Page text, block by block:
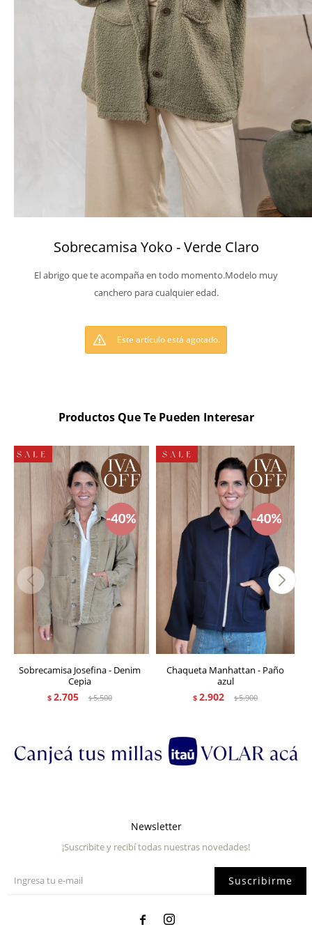
Sobrecamisa Yoko - Verde Claro
El abrigo que te acompaña en todo momento.Modelo muy
canchero para cualquier edad.
Este artículo está agotado.
Productos Que Te Pueden Interesar
Sobrecamisa Josefina - Denim
Cepia
$ 2.705 $5.500
Chaqueta Manhattan - Paño
azul
$ 2.902 $5.900
Newsletter
¡Suscribite y recibí todas nuestras novedades!
Suscribirme
 